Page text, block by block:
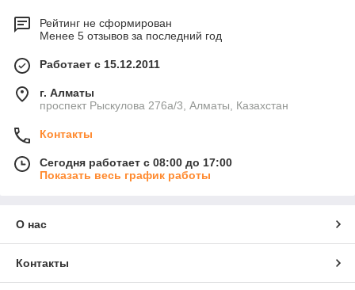
Рейтинг не сформирован
Менее 5 отзывов за последний год
Работает с 15.12.2011
г. Алматы
проспект Рыскулова 276а/3, Алматы, Казахстан
Контакты
Сегодня работает с 08:00 до 17:00
Показать весь график работы
О нас
Контакты